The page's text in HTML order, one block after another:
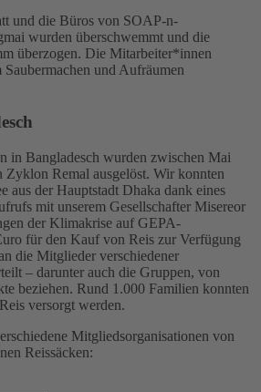
und die Büros von SOAP-n-
wurden überschwemmt und die
überzogen. Die Mitarbeiter*innen
und Aufräumen
in Bangladesch wurden zwischen Mai
Zyklon Remal ausgelöst. Wir konnten
aus der Hauptstadt Dhaka dank eines
mit unserem Gesellschafter Misereor
der Klimakrise auf GEPA-
für den Kauf von Reis zur Verfügung
die Mitglieder verschiedener
– darunter auch die Gruppen, von
beziehen. Rund 1.000 Familien konnten
versorgt werden.
Mitgliedsorganisationen von
Reissäcken: